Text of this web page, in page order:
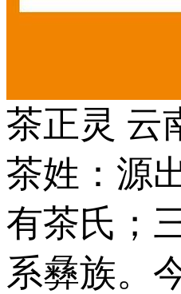
茶正灵 云
茶姓：源
有茶氏；
系彝族。